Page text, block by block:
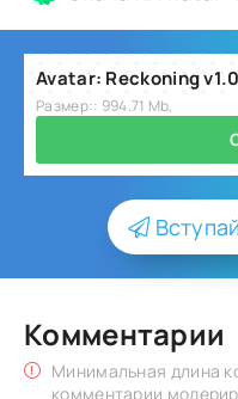
Avatar: Reckoning
Размер:: 994.71 Mb,
Комментарии
Минимальная длина
комментарии